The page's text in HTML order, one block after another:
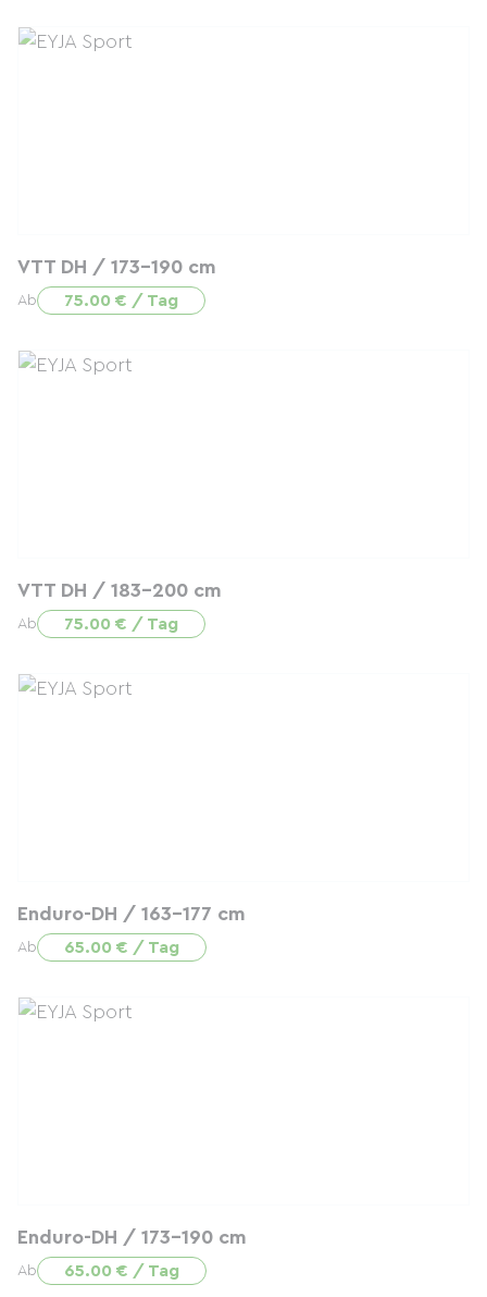
VTT DH / 173-190 cm
Ab 75.00 € / Tag
VTT DH / 183-200 cm
Ab 75.00 € / Tag
Enduro-DH / 163-177 cm
Ab 65.00 € / Tag
Enduro-DH / 173-190 cm
Ab 65.00 € / Tag